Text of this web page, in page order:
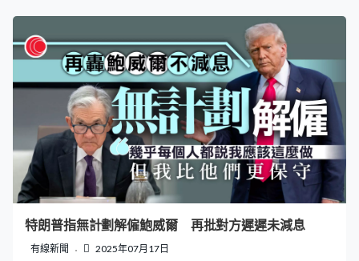
特朗普指無計劃解僱鮑威爾 再批對方遲遲未減息
有線新聞 2025年07月17日